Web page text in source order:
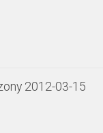
2012-03-15